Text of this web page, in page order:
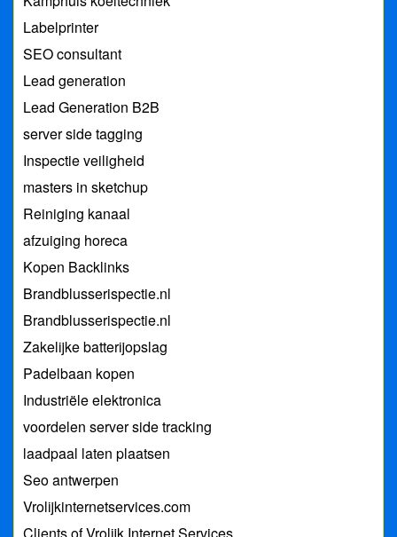
Labelprinter
SEO consultant
Lead generation
Lead Generation B2B
server side tagging
Inspectie veiligheid
masters in sketchup
Reiniging kanaal
afzuiging horeca
Kopen Backlinks
Brandblusserispectie.nl
Brandblusserispectie.nl
Zakelijke batterijopslag
Padelbaan kopen
Industriële elektronica
voordelen server side tracking
laadpaal laten plaatsen
Seo antwerpen
Vrolijkinternetservices.com
Clients of Vrolijk Internet Services